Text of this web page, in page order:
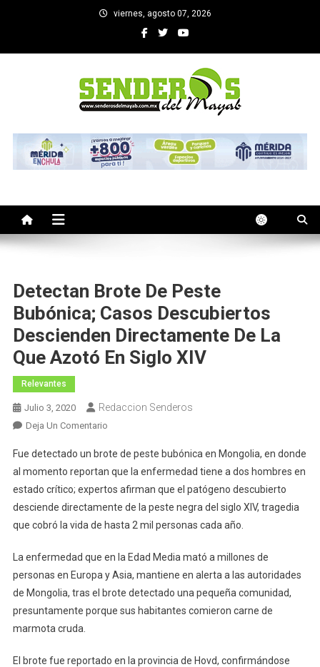
viernes, agosto 07, 2026
SENDEROS DEL MAYAB
Detectan Brote De Peste
Bubónica; Casos Descubiertos
Descienden Directamente De La
Que Azotó En Siglo XIV
Relevantes
Julio 3, 2020 Redaccion Senderos
Deja Un ComentarioEn
Brote
De
Peste
Bubónica;
Casos
Descienden
Directamente
De
Fue detectado un brote de peste bubónica en Mongolia, en donde
al momento reportan que la enfermedad tiene a dos hombres en
estado crítico; expertos afirman que el patógeno descubierto
desciende directamente de la peste negra del siglo XIV, tragedia
que cobró la vida de hasta 2 mil personas cada año.
La enfermedad que en la Edad Media mató a millones de
personas en Europa y Asia, mantiene en alerta a las autoridades
de Mongolia, tras el brote detectado una pequeña comunidad,
presuntamente porque sus habitantes comieron carne de
marmota cruda.
El brote fue reportado en la provincia de Hovd, confirmándose